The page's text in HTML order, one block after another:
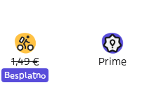
1,49 €
Besplatno
Prime